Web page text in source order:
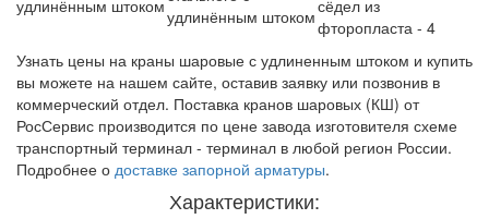
удлинённым штокомудлинённым штокомсёдел из
фторопласта - 4
Узнать цены на краны шаровые с удлиненным штоком и купить
вы можете на нашем сайте, оставив заявку или позвонив в
коммерческий отдел. Поставка кранов шаровых (КШ) от
РосСервис производится по цене завода изготовителя схеме
транспортный терминал - терминал в любой регион России.
Подробнее о доставке запорной арматуры.
Характеристики: